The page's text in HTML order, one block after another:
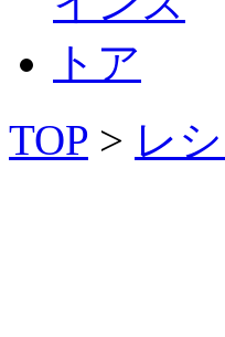
TOP > レ